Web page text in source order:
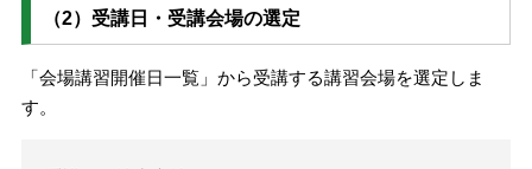
（2）受講日・受講会場の選定
「会場講習開催日一覧」から受講する講習会場を選定しま
す。